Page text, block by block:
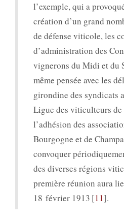
l’exemple, qui a
création d’un grand
de défense viticole, les
d’administration des
vignerons du Midi et du
même pensée avec les
girondine des syndicats
Ligue des viticulteurs de
l’adhésion des
Bourgogne et de
convoquer
des diverses régions
première réunion aura
18 février 1913 11 .